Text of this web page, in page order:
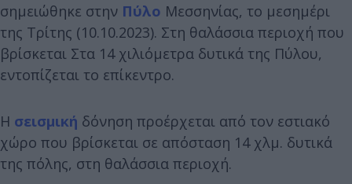
σημειώθηκε στην Πύλο Μεσσηνίας, το μεσημέρι
της Τρίτης (10.10.2023). Στη θαλάσσια περιοχή που
βρίσκεται Στα 14 χιλιόμετρα δυτικά της Πύλου,
εντοπίζεται το επίκεντρο.
Η σεισμική δόνηση προέρχεται από τον εστιακό
χώρο που βρίσκεται σε απόσταση 14 χλμ. δυτικά
της πόλης, στη θαλάσσια περιοχή.